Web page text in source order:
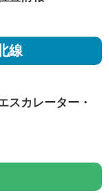
線
スカレーター・